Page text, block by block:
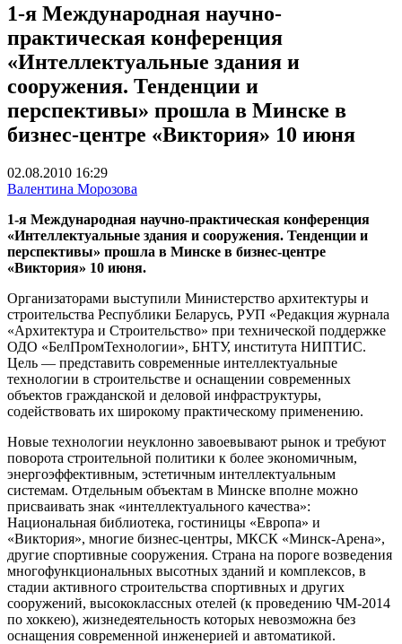
1-я Международная научно-
практическая конференция
«Интеллектуальные здания и
сооружения. Тенденции и
перспективы» прошла в Минске в
бизнес-центре «Виктория» 10 июня
02.08.2010 16:29
Валентина Морозова
1-я Международная научно-практическая конференция
«Интеллектуальные здания и сооружения. Тенденции и
перспективы» прошла в Минске в бизнес-центре
«Виктория» 10 июня.
Организаторами выступили Министерство архитектуры и
строительства Республики Беларусь, РУП «Редакция журнала
«Архитектура и Строительство» при технической поддержке
ОДО «БелПромТехнологии», БНТУ, института НИПТИС.
Цель — представить современные интеллектуальные
технологии в строительстве и оснащении современных
объектов гражданской и деловой инфраструктуры,
содействовать их широкому практическому применению.
Новые технологии неуклонно завоевывают рынок и требуют
поворота строительной политики к более экономичным,
энергоэффективным, эстетичным интеллектуальным
системам. Отдельным объектам в Минске вполне можно
присваивать знак «интеллектуального качества»:
Национальная библиотека, гостиницы «Европа» и
«Виктория», многие бизнес-центры, МКСК «Минск-Арена»,
другие спортивные сооружения. Страна на пороге возведения
многофункциональных высотных зданий и комплексов, в
стадии активного строительства спортивных и других
сооружений, высококлассных отелей (к проведению ЧМ-2014
по хоккею), жизнедеятельность которых невозможна без
оснащения современной инженерией и автоматикой.